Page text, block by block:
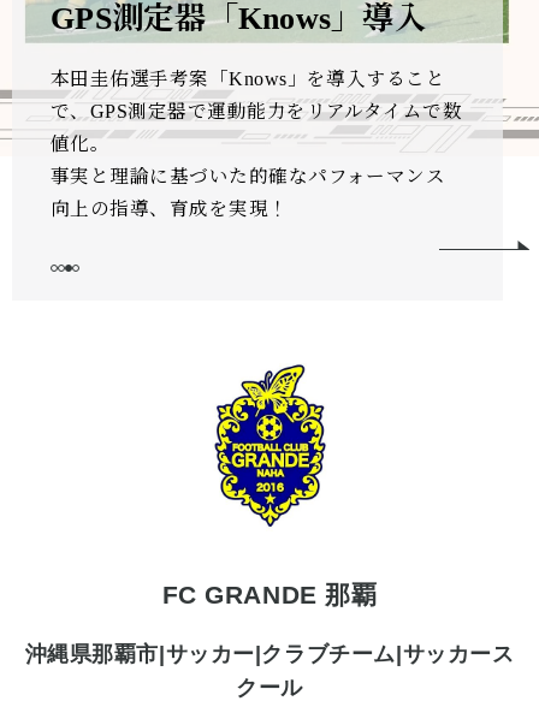
GPS測定器「Knows」導入
本田圭佑選手考案「Knows」を導入すること
で、GPS測定器で運動能力をリアルタイムで数
値化。
事実と理論に基づいた的確なパフォーマンス
向上の指導、育成を実現！
FC GRANDE 那覇
沖縄県那覇市|サッカー|クラブチーム|サッカース
クール